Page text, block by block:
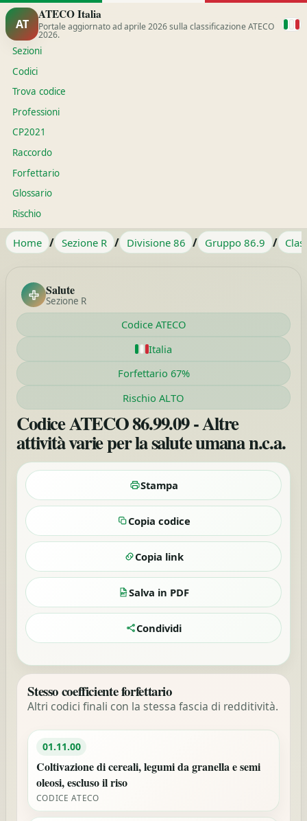
AT
ATECO Italia
Portale aggiornato ad aprile 2026 sulla classificazione ATECO
2026.
Sezioni
Codici
Trova codice
Professioni
CP2021
Raccordo
Forfettario
Glossario
Rischio
Home / Sezione R / Divisione 86 / Gruppo 86.9 /
Salute
Sezione R
Codice ATECO
Italia
Forfettario 67%
Rischio ALTO
Codice ATECO 86.99.09 - Altre
attività varie per la salute umana n.c.a.
Stampa
Copia codice
Copia link
Salva in PDF
Condividi
Stesso coefficiente forfettario
Altri codici finali con la stessa fascia di redditività.
01.11.00
Coltivazione di cereali, legumi da granella e semi
oleosi, escluso il riso
CODICE ATECO